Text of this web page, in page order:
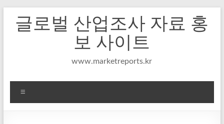
content
글로벌 산업조사 자료 홍
보 사이트
www.marketreports.kr
뉴